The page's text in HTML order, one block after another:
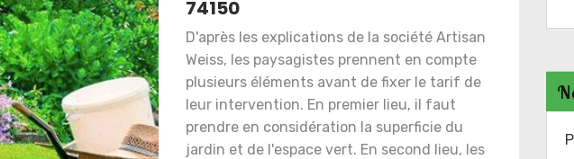
74150
D'après les explications de la société Artisan
Weiss, les paysagistes prennent en compte
plusieurs éléments avant de fixer le tarif de
leur intervention. En premier lieu, il faut
prendre en considération la superficie du
jardin et de l'espace vert. En second lieu, les